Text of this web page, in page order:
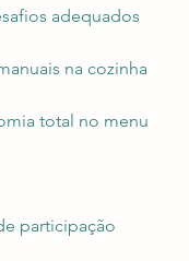
adequados
na cozinha
total no menu
participação